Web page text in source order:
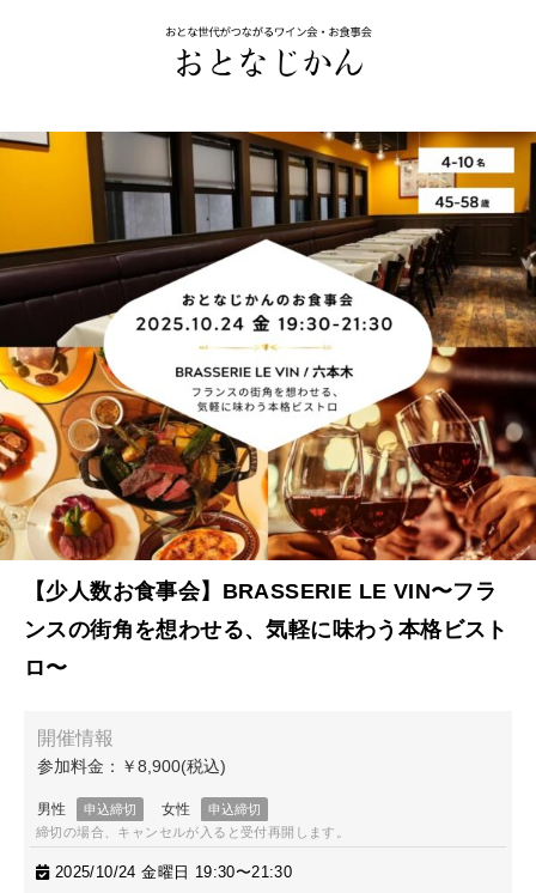
【少人数お食事会】BRASSERIE LE VIN〜フラ
ンスの街角を想わせる、気軽に味わう本格ビスト
ロ〜
締切の場合、キャンセルが入ると受付再開します。
2025/10/24 金曜日 19:30〜21:30